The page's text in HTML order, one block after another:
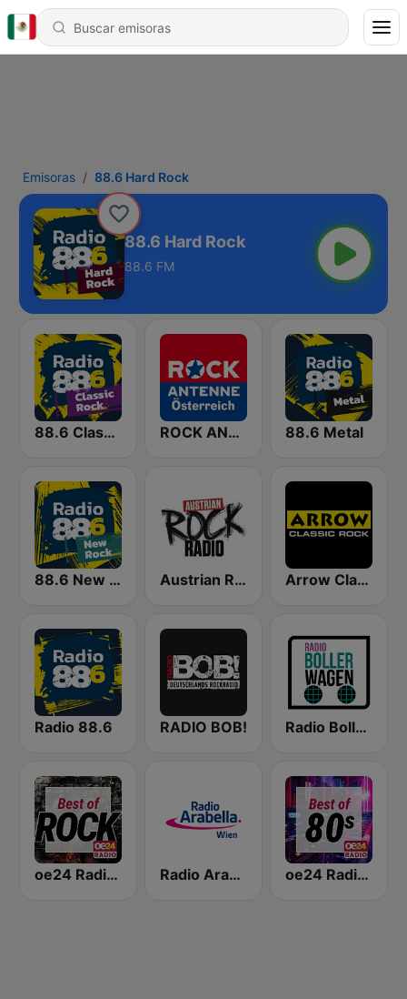
Emisoras 88.6 Hard Rock
88.6 Hard Rock
88.6 FM
88.6 Classic Rock ROCK ANTENNE Österreich 88.6 Metal
88.6 New Rock Austrian Rock Radio Arrow Classic Rock
Radio 88.6 RADIO BOB! Radio Bollerwagen
oe24 Radio - Best of Rock Radio Arabella oe24 Radio - Best of 80s